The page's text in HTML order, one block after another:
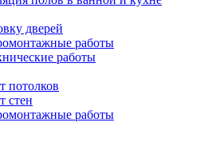
дверей
работы
работы
потолков
стен
работы